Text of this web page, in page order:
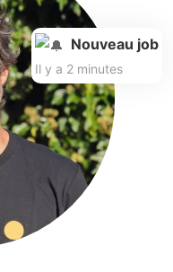
coûter
il est
jardinier local
à Rebecq-
rognon